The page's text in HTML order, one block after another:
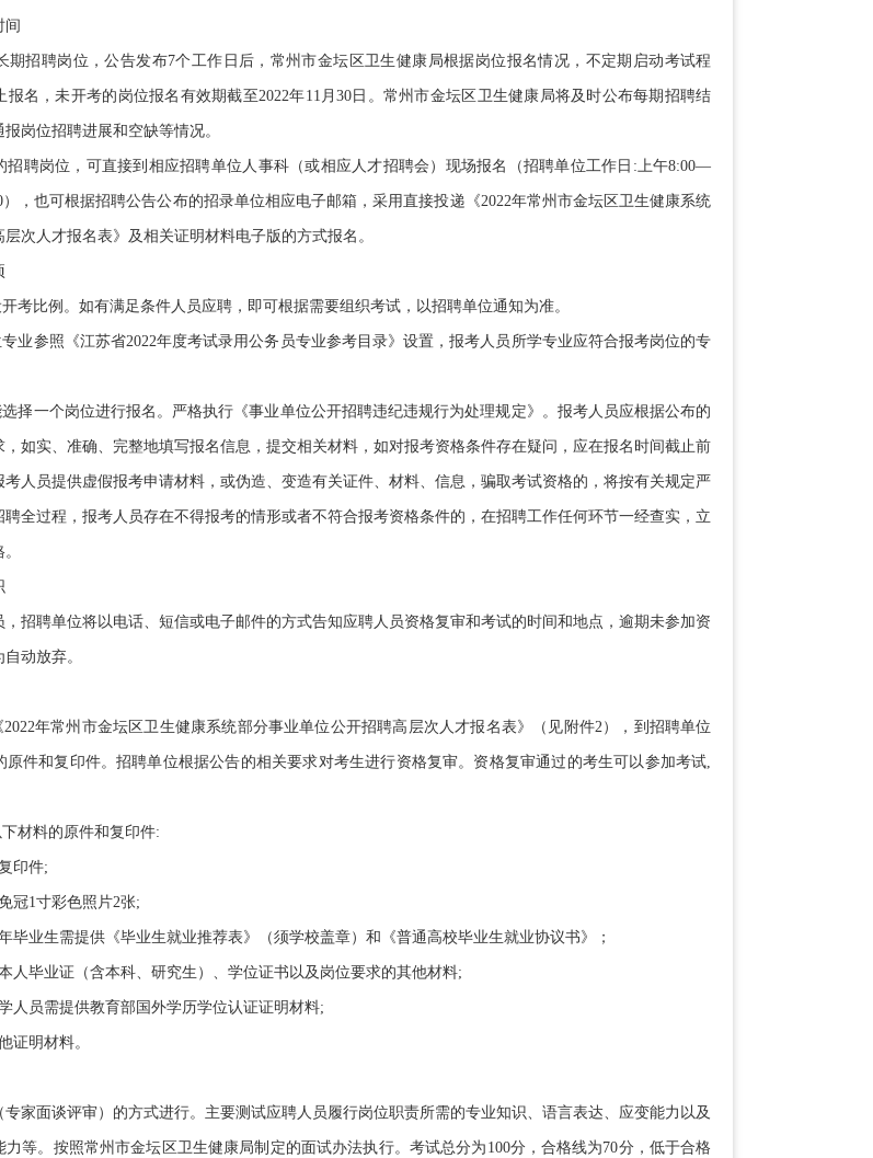
聘岗位，公告发布7个工作日后，常州市金坛区卫生健康局根据岗位报名情况，不定期启动考试程
报名，未开考的岗位报名有效期截至2022年11月30日。常州市金坛区卫生健康局将及时公布每期招聘结
岗位招聘进展和空缺等情况。
岗位，可直接到相应招聘单位人事科（或相应人才招聘会）现场报名（招聘单位工作日:上午8:00—
），也可根据招聘公告公布的招录单位相应电子邮箱，采用直接投递《2022年常州市金坛区卫生健康系统
次人才报名表》及相关证明材料电子版的方式报名。
比例。如有满足条件人员应聘，即可根据需要组织考试，以招聘单位通知为准。
参照《江苏省2022年度考试录用公务员专业参考目录》设置，报考人员所学专业应符合报考岗位的专
一个岗位进行报名。严格执行《事业单位公开招聘违纪违规行为处理规定》。报考人员应根据公布的
如实、准确、完整地填写报名信息，提交相关材料，如对报考资格条件存在疑问，应在报名时间截止前
人员提供虚假报考申请材料，或伪造、变造有关证件、材料、信息，骗取考试资格的，将按有关规定严
全过程，报考人员存在不得报考的情形或者不符合报考资格条件的，在招聘工作任何环节一经查实，立
聘单位将以电话、短信或电子邮件的方式告知应聘人员资格复审和考试的时间和地点，逾期未参加资
动放弃。
年常州市金坛区卫生健康系统部分事业单位公开招聘高层次人才报名表》（见附件2），到招聘单位
原件和复印件。招聘单位根据公告的相关要求对考生进行资格复审。资格复审通过的考生可以参加考试,
材料的原件和复印件:
印件;
1寸彩色照片2张;
业生需提供《毕业生就业推荐表》（须学校盖章）和《普通高校毕业生就业协议书》；
毕业证（含本科、研究生）、学位证书以及岗位要求的其他材料;
员需提供教育部国外学历学位认证证明材料;
明材料。
面谈评审）的方式进行。主要测试应聘人员履行岗位职责所需的专业知识、语言表达、应变能力以及
等。按照常州市金坛区卫生健康局制定的面试办法执行。考试总分为100分，合格线为70分，低于合格